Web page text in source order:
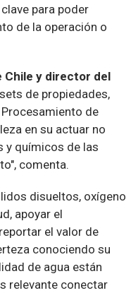
para poder
de la operación o
Chile y director del
de propiedades,
de
en su actuar no
y químicos de las
comenta.
disueltos, oxígeno
apoyar el
el valor de
conociendo su
de agua están
relevante conectar